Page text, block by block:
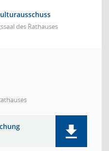
des Rathauses